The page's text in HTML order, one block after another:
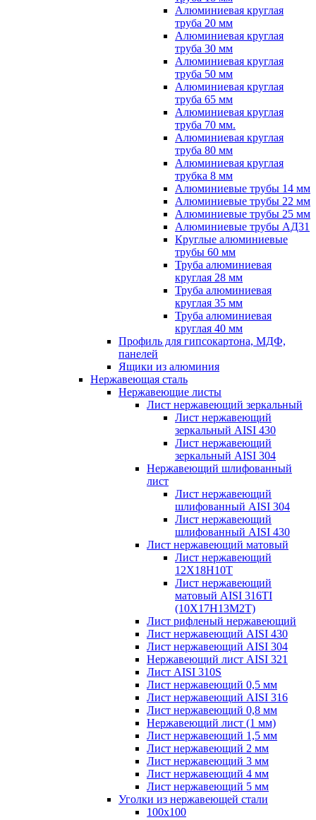
Алюминиевая круглая
труба 20 мм
Алюминиевая круглая
труба 30 мм
Алюминиевая круглая
труба 50 мм
Алюминиевая круглая
труба 65 мм
Алюминиевая круглая
труба 70 мм.
Алюминиевая круглая
труба 80 мм
Алюминиевая круглая
трубка 8 мм
Алюминиевые трубы 14 мм
Алюминиевые трубы 22 мм
Алюминиевые трубы 25 мм
Алюминиевые трубы АД31
Круглые алюминиевые
трубы 60 мм
Труба алюминиевая
круглая 28 мм
Труба алюминиевая
круглая 35 мм
Труба алюминиевая
круглая 40 мм
Профиль для гипсокартона, МДФ,
панелей
Ящики из алюминия
Нержавеющая сталь
Нержавеющие листы
Лист нержавеющий зеркальный
Лист нержавеющий
зеркальный AISI 430
Лист нержавеющий
зеркальный AISI 304
Нержавеющий шлифованный
лист
Лист нержавеющий
шлифованный AISI 304
Лист нержавеющий
шлифованный AISI 430
Лист нержавеющий матовый
Лист нержавеющий
12X18H10T
Лист нержавеющий
матовый AISI 316TI
(10Х17Н13М2Т)
Лист рифленый нержавеющий
Лист нержавеющий AISI 430
Лист нержавеющий AISI 304
Нержавеющий лист AISI 321
Лист AISI 310S
Лист нержавеющий 0,5 мм
Лист нержавеющий AISI 316
Лист нержавеющий 0,8 мм
Нержавеющий лист (1 мм)
Лист нержавеющий 1,5 мм
Лист нержавеющий 2 мм
Лист нержавеющий 3 мм
Лист нержавеющий 4 мм
Лист нержавеющий 5 мм
Уголки из нержавеющей стали
100х100